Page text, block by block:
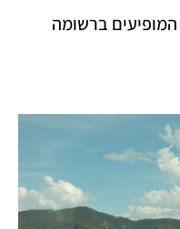
המופיעים ברשומה